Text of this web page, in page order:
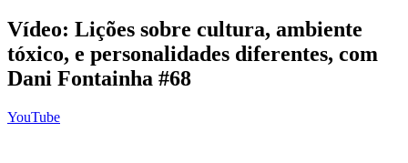
Vídeo: Lições sobre cultura, ambiente
tóxico, e personalidades diferentes, com
Dani Fontainha #68
YouTube